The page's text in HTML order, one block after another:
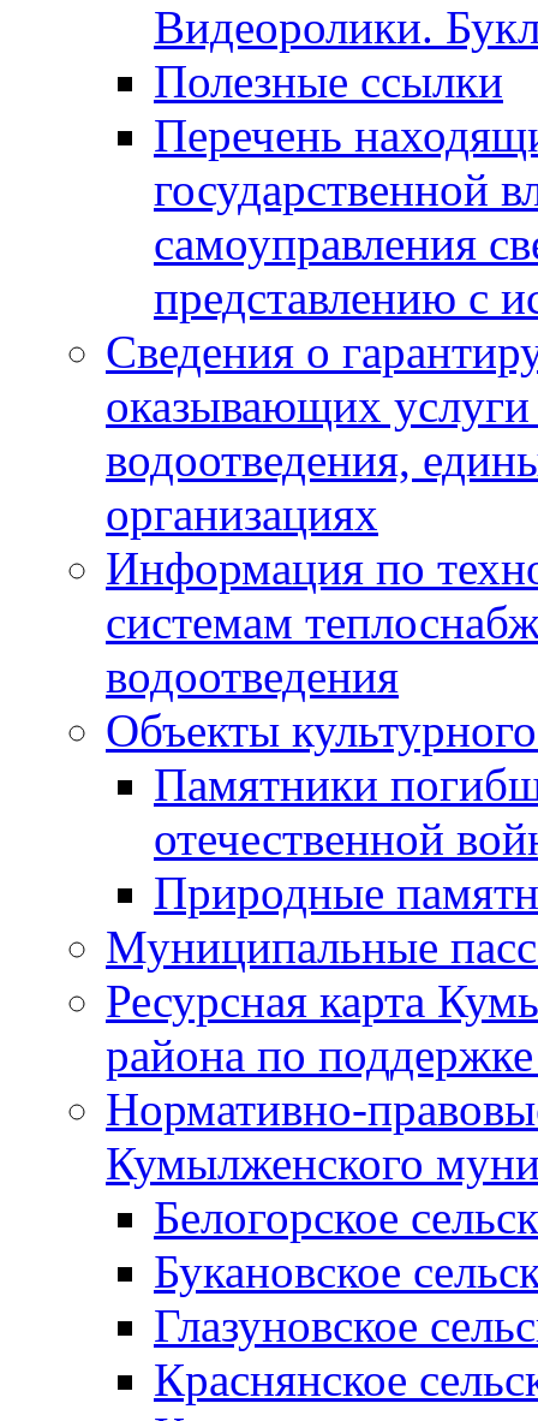
Видеоролики.
Полезные ссылки
Перечень
государственной
самоуправления
представлению с
Сведения о
оказывающих
водоотведения,
организациях
Информация по
системам
водоотведения
Объекты
Памятники
отечественной
Природные
Муниципальные
Ресурсная карта
района по
Нормативно-
Кумылженского
Белогорское
Букановское
Глазуновское
Краснянское